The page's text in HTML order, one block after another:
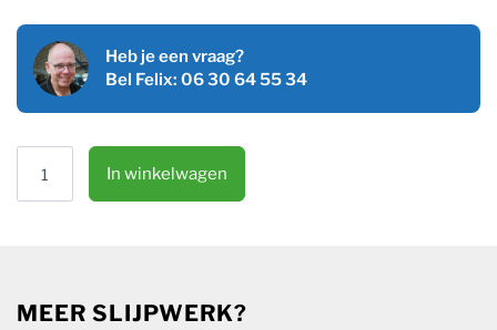
Heb je een vraag?
Bel Felix: 06 30 64 55 34
Vleesmolenmes slijpen aantal
In winkelwagen
MEER SLIJPWERK?